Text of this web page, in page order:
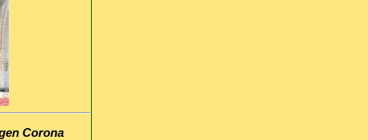
Corona